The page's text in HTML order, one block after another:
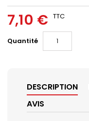
7,10 € TTC
Quantité
DESCRIPTION
AVIS